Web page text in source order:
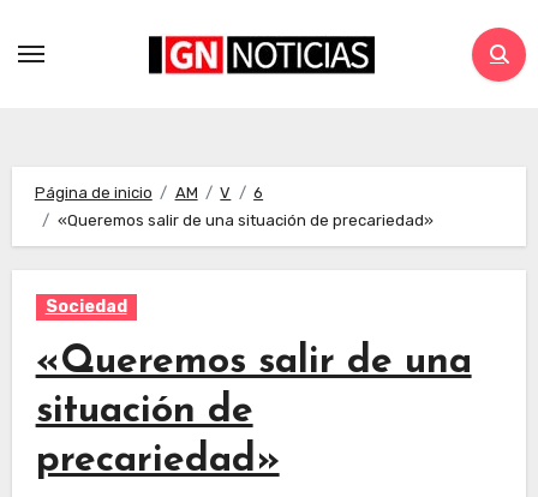
Página de inicio AM V
6
«Queremos salir de una situación de precariedad»
Sociedad
«Queremos salir de una
situación de
precariedad»